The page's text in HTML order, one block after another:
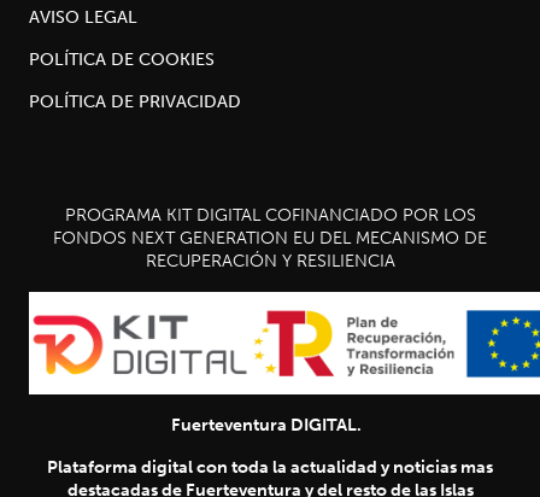
AVISO LEGAL
POLÍTICA DE COOKIES
POLÍTICA DE PRIVACIDAD
PROGRAMA KIT DIGITAL COFINANCIADO POR LOS
FONDOS NEXT GENERATION EU DEL MECANISMO DE
RECUPERACIÓN Y RESILIENCIA
Fuerteventura DIGITAL.
Plataforma digital con toda la actualidad y noticias mas
destacadas de Fuerteventura y del resto de las Islas